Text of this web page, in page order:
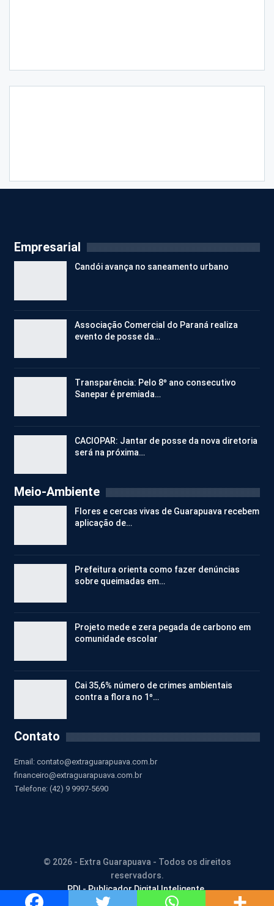
Empresarial
Candói avança no saneamento urbano
Associação Comercial do Paraná realiza
evento de posse da…
Transparência: Pelo 8º ano consecutivo
Sanepar é premiada…
CACIOPAR: Jantar de posse da nova diretoria
será na próxima…
Meio-Ambiente
Flores e cercas vivas de Guarapuava recebem
aplicação de…
Prefeitura orienta como fazer denúncias
sobre queimadas em…
Projeto mede e zera pegada de carbono em
comunidade escolar
Cai 35,6% número de crimes ambientais
contra a flora no 1º…
Contato
Email: contato@extraguarapuava.com.br
financeiro@extraguarapuava.com.br
Telefone: (42) 9 9997-5690
© 2026 - Extra Guarapuava - Todos os direitos
reservadors.
PDI - Publicador Digital Inteligente.